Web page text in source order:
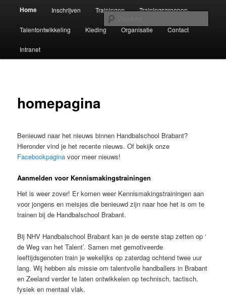
Handbalschool Brabant
verder te ontwikkelen in handbal.
HoofdmenuHome Inschrijven Trainingen Trainingsgroepen
Talentontwikkeling Kleding Organisatie Contact
Intranet
homepagina
Benieuwd naar het nieuws binnen Handbalschool Brabant?
Hieronder vind je het recente nieuws. Of bekijk onze
Facebookpagina voor meer nieuws!
Aanmelden voor Kennismakingstrainingen
Het is weer zover! Er komen weer Kennismakingstrainingen aan
voor jongens en meisjes die benieuwd zijn naar hoe het is om te
trainen bij de Handbalschool Brabant.
Bij NHV Handbalschool Brabant kan je de eerste stap zetten op ‘
de Weg van het Talent’. Samen met gemotiveerde
leeftijdsgenoten train je wekelijks op zaterdag ochtend twee uur
lang. Wij hebben als missie om talentvolle handballers in Brabant
en Zeeland verder te laten ontwikkelen op technisch, tactisch,
fysiek en mentaal vlak.